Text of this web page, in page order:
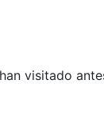
visitado